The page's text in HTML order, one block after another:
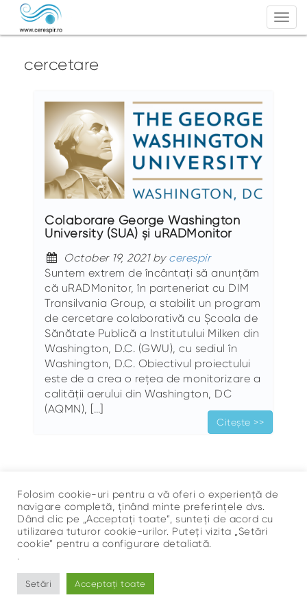
cercetare
Colaborare George Washington
University (SUA) și uRADMonitor
October 19, 2021 by cerespir
Suntem extrem de încântați să anunțăm
că uRADMonitor, în parteneriat cu DIM
Transilvania Group, a stabilit un program
de cercetare colaborativă cu Școala de
Sănătate Publică a Institutului Milken din
Washington, D.C. (GWU), cu sediul în
Washington, D.C. Obiectivul proiectului
este de a crea o rețea de monitorizare a
calității aerului din Washington, DC
(AQMN), […]
Citește >>
Sus
Folosim cookie-uri pentru a vă oferi o experiență de
navigare completă, ținând minte preferințele dvs.
Dând clic pe „Acceptați toate”, sunteți de acord cu
utilizarea tuturor cookie-urilor. Puteți vizita „Setări
cookie” pentru a configurare detaliată.
.
Setări Acceptați toate